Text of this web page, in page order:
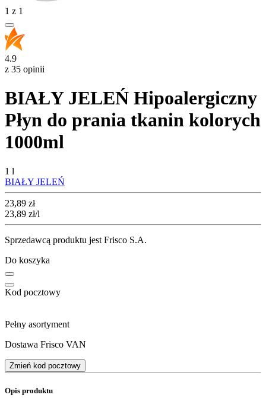
1 z 1
4.9
z 35 opinii
BIAŁY JELEŃ Hipoalergiczny
Płyn do prania tkanin kolorych
1000ml
1 l
BIAŁY JELEŃ
Cena
23,89 zł
23,89 zł/l
Sprzedawcą produktu jest Frisco S.A.
Do koszyka
Kod pocztowy
Pełny asortyment
Dostawa Frisco VAN
Zmień kod pocztowy
Opis produktu